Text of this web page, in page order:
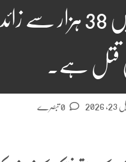
پنجاب میں 38
قتل ہے۔
2026